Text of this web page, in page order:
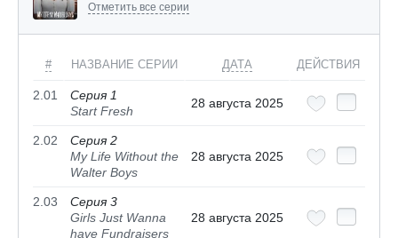
Отметить все серии
# НАЗВАНИЕ СЕРИИ ДАТА ДЕЙСТВИЯ
2.01
Серия 1
Start Fresh
28 августа 2025
2.02
Серия 2
My Life Without the
Walter Boys
28 августа 2025
2.03
Серия 3
Girls Just Wanna
have Fundraisers
28 августа 2025